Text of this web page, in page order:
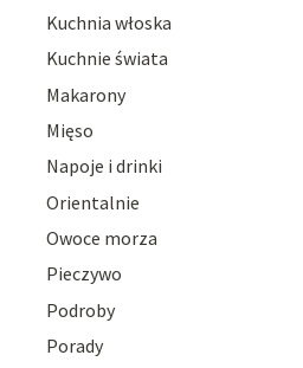
Kuchnia włoska
Kuchnie świata
Makarony
Mięso
Napoje i drinki
Orientalnie
Owoce morza
Pieczywo
Podroby
Porady